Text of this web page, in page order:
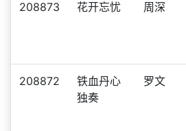
208873 花开忘忧 周深
208872
铁血丹心
独奏
罗文